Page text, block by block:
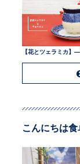
こんにちは食